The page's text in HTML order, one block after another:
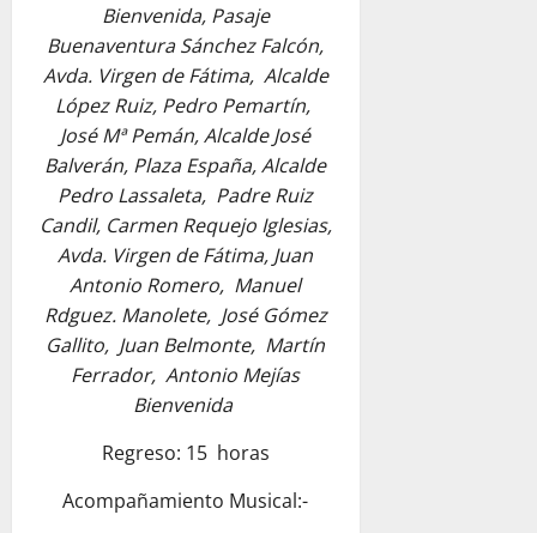
Bienvenida, Pasaje
Buenaventura Sánchez Falcón,
Avda. Virgen de Fátima, Alcalde
López Ruiz, Pedro Pemartín,
José Mª Pemán, Alcalde José
Balverán, Plaza España, Alcalde
Pedro Lassaleta, Padre Ruiz
Candil, Carmen Requejo Iglesias,
Avda. Virgen de Fátima, Juan
Antonio Romero, Manuel
Rdguez. Manolete, José Gómez
Gallito, Juan Belmonte, Martín
Ferrador, Antonio Mejías
Bienvenida
Regreso: 15 horas
Acompañamiento Musical:-